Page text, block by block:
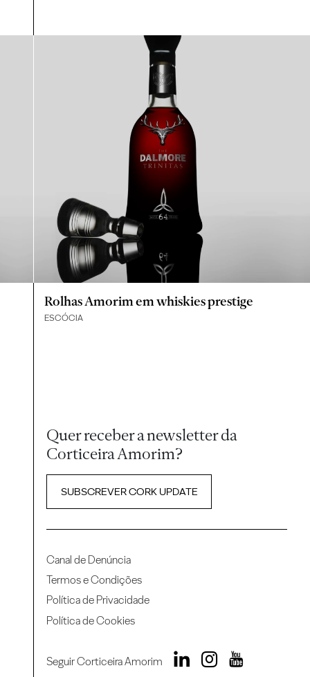
Rolhas Amorim em whiskies prestige
ESCÓCIA
Quer receber a newsletter da
Corticeira Amorim?
SUBSCREVER CORK UPDATE
Canal de Denúncia
Termos e Condições
Política de Privacidade
Política de Cookies
Seguir Corticeira Amorim